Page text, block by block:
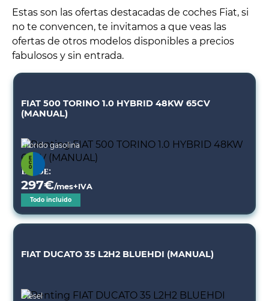
Estas son las ofertas destacadas de coches Fiat, si
no te convencen, te invitamos a que veas las
ofertas de otros modelos disponibles a precios
fabulosos y sin entrada.
FIAT 500 TORINO 1.0 HYBRID 48KW 65CV
(MANUAL)
Híbrido gasolina
Desde:
297€/mes+IVA
Todo incluido
FIAT DUCATO 35 L2H2 BLUEHDI (MANUAL)
Diésel